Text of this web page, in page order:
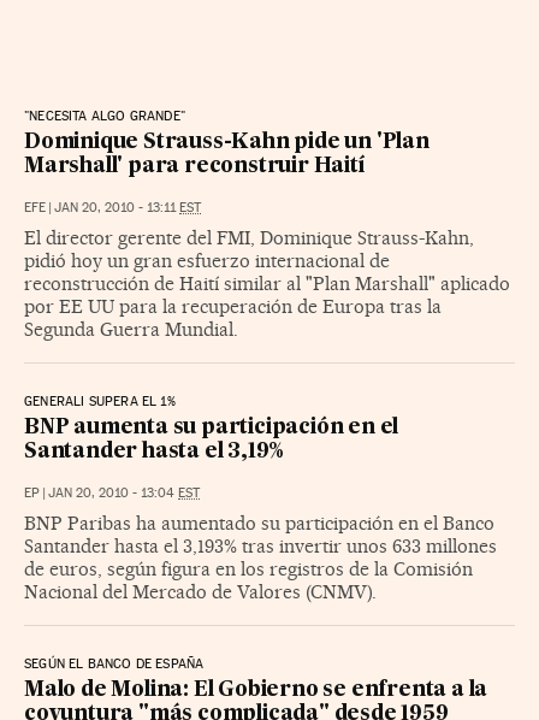
"NECESITA ALGO GRANDE"
Dominique Strauss-Kahn pide un 'Plan
Marshall' para reconstruir Haití
EFE | JAN 20, 2010 - 13:11 EST
El director gerente del FMI, Dominique Strauss-Kahn,
pidió hoy un gran esfuerzo internacional de
reconstrucción de Haití similar al "Plan Marshall" aplicado
por EE UU para la recuperación de Europa tras la
Segunda Guerra Mundial.
GENERALI SUPERA EL 1%
BNP aumenta su participación en el
Santander hasta el 3,19%
EP | JAN 20, 2010 - 13:04 EST
BNP Paribas ha aumentado su participación en el Banco
Santander hasta el 3,193% tras invertir unos 633 millones
de euros, según figura en los registros de la Comisión
Nacional del Mercado de Valores (CNMV).
SEGÚN EL BANCO DE ESPAÑA
Malo de Molina: El Gobierno se enfrenta a la
coyuntura "más complicada" desde 1959